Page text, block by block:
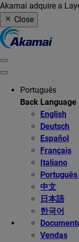
Akamai adquire a
Close
Português
Back Language
English
Deutsch
Español
Français
Italiano
Português
中文
日本語
한국어
Vendas